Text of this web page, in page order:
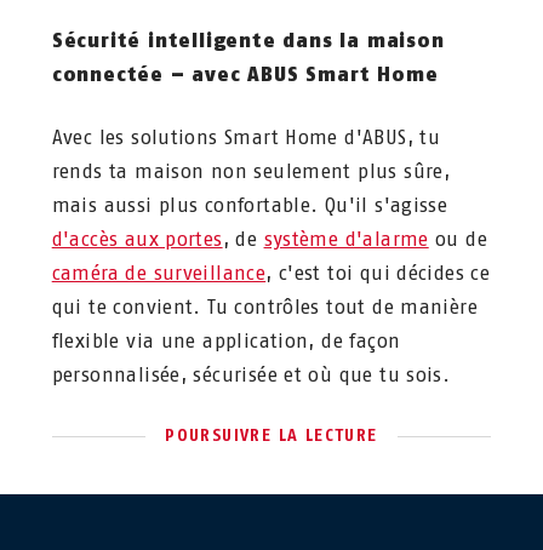
Sécurité intelligente dans la maison
connectée – avec ABUS Smart Home
Avec les solutions Smart Home d'ABUS, tu
rends ta maison non seulement plus sûre,
mais aussi plus confortable. Qu'il s'agisse
d'accès aux portes , de système d'alarme ou de
caméra de surveillance, c'est toi qui décides ce
qui te convient. Tu contrôles tout de manière
flexible via une application, de façon
personnalisée, sécurisée et où que tu sois.
POURSUIVRE LA LECTURE